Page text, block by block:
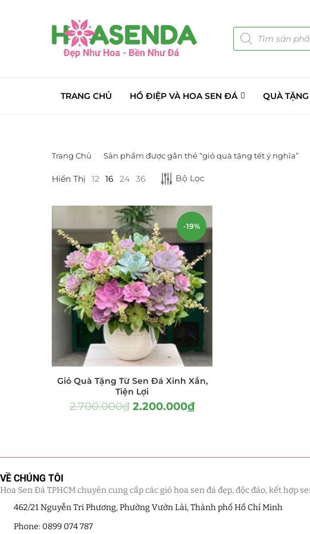
TRANG CHỦ HỒ ĐIỆP VÀ HOA SEN ĐÁ QUÀ TẶNG
DANH MỤC SẢN PHẨM
Cây Sen Đá Giá Sỉ (137)
Chậu Sen Đá Mini (8)
Hồ Điệp và Hoa Sen đá (289)
Lan Hồ Điệp Truyền Thống
(132)
Lũa Hồ Điệp Sen Đá
(91)
Tiểu Cảnh Lan Sen Đá (63)
Hoa Ngày Lễ 8/3 (38)
Hoa Tặng 14/2 (16)
Quà Noel - Quà Giáng Sinh
(41)
Trang Chủ Sản phẩm được gắn thẻ “giỏ quà tặng tết ý nghĩa”
Hiển Thị 12 16 24 36 Bộ Lọc
-19%
Giỏ Quà Tặng Từ Sen Đá Xinh Xắn,
Tiện Lợi
2.700.000₫ 2.200.000₫
VỀ CHÚNG TÔI
Hoa Sen Đá TPHCM chuyên cung cấp các giỏ hoa sen đá đẹp, độc đáo, kết hợp
462/21 Nguyễn Tri Phương, Phường Vườn Lài, Thành phố Hồ Chí Minh
Phone: 0899 074 787